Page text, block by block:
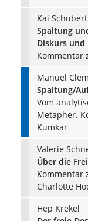
Kai Schubert
Spaltung
Diskurs und
Kommentar
Manuel
Spaltung/
Vom
Metapher.
Kumkar
Valerie
Über die
Kommentar
Charlotte
Hep Krekel